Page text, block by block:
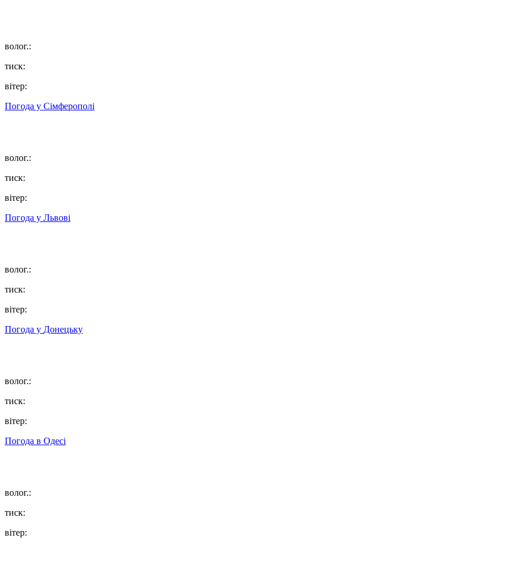
волог.:
тиск:
вітер:
Погода у Сімферополі
волог.:
тиск:
вітер:
Погода у Львові
волог.:
тиск:
вітер:
Погода у Донецьку
волог.:
тиск:
вітер:
Погода в Одесі
волог.:
тиск:
вітер: